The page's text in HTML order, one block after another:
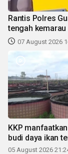
Rantis Polres
tengah kemarau
07 August 2026
KKP
budi daya ikan
05 August 2026